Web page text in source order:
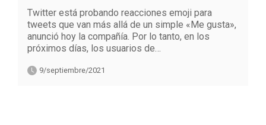
Twitter está probando reacciones emoji para
tweets que van más allá de un simple «Me gusta»,
anunció hoy la compañía. Por lo tanto, en los
próximos días, los usuarios de…
9/septiembre/2021